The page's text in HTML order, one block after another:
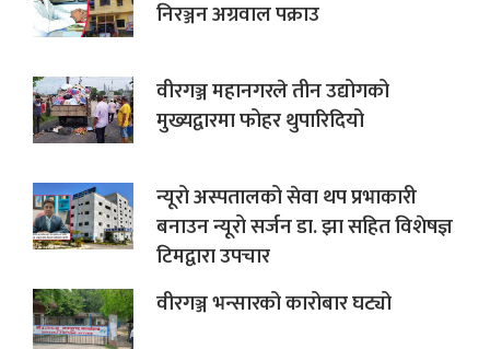
निरञ्जन अग्रवाल पक्राउ
वीरगञ्ज महानगरले तीन उद्योगको
मुख्यद्वारमा फोहर थुपारिदियो
न्यूरो अस्पतालको सेवा थप प्रभाकारी
बनाउन न्यूरो सर्जन डा. झा सहित विशेषज्ञ
टिमद्वारा उपचार
वीरगञ्ज भन्सारको कारोबार घट्यो